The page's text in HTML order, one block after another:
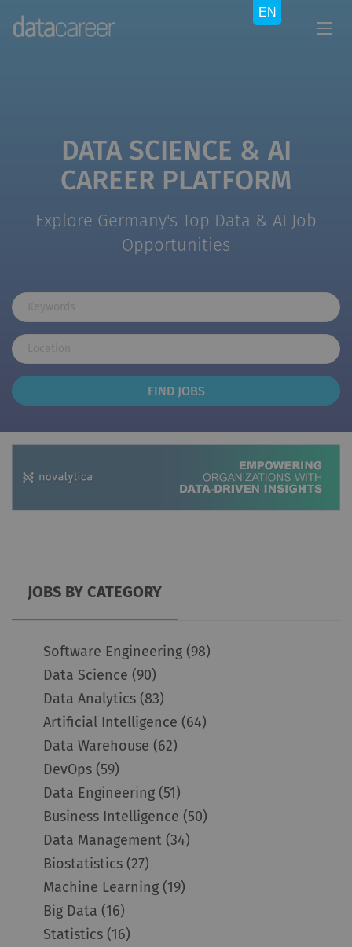
DATA SCIENCE & AI
CAREER PLATFORM
Explore Germany's Top Data & AI Job
Opportunities
Keywords
Location
Find
Jobs
FIND JOBS
JOBS BY CATEGORY
Software Engineering (98)
Data Science (90)
Data Analytics (83)
Artificial Intelligence (64)
Data Warehouse (62)
DevOps (59)
Data Engineering (51)
Business Intelligence (50)
Data Management (34)
Biostatistics (27)
Machine Learning (19)
Big Data (16)
Statistics (16)